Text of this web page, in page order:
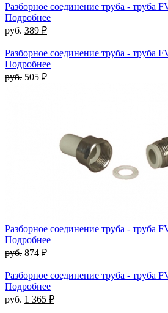
Разборное соединение труба - труба
Подробнее
руб. 389 ₽
Разборное соединение труба - труба
Подробнее
руб. 505 ₽
Разборное соединение труба - труба
Подробнее
руб. 874 ₽
Разборное соединение труба - труба
Подробнее
руб. 1 365 ₽